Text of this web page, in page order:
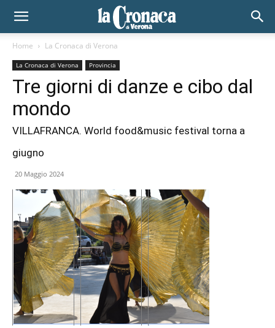
Home La Cronaca di Verona
La Cronaca di Verona Provincia
Tre giorni di danze e cibo dal
mondo
VILLAFRANCA. World food&music festival torna a
giugno
20 Maggio 2024